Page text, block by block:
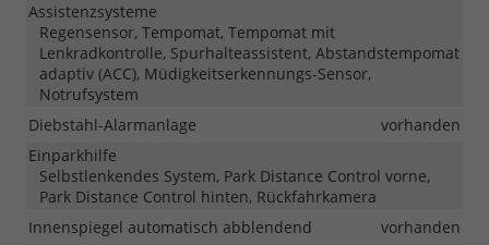
Assistenzsysteme
Regensensor, Tempomat, Tempomat mit
Lenkradkontrolle, Spurhalteassistent, Abstandstempomat
adaptiv (ACC), Müdigkeitserkennungs-Sensor,
Notrufsystem
Diebstahl-Alarmanlage
vorhanden
Einparkhilfe
Selbstlenkendes System, Park Distance Control vorne,
Park Distance Control hinten, Rückfahrkamera
Innenspiegel automatisch abblendend
vorhanden